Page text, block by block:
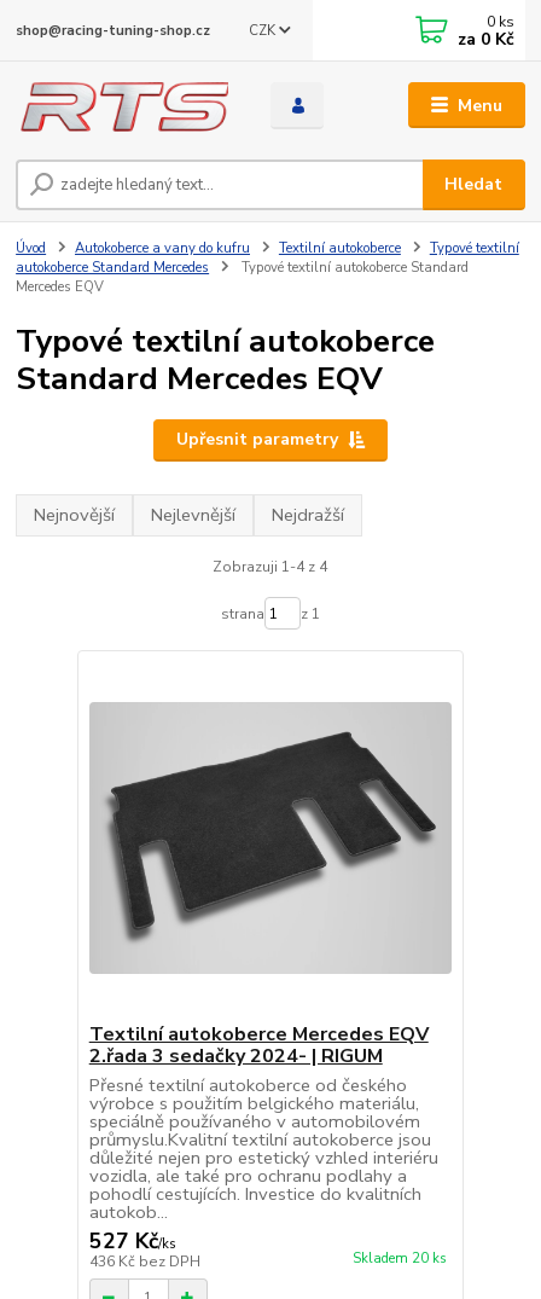
Menu
CZK
Hledat
shop@racing-tuning-shop.cz 0 ks
za 0 Kč
Úvod Autokoberce a vany do kufru Textilní autokoberce
Typové textilní
autokoberce Standard Mercedes
Typové textilní autokoberce Standard
Mercedes EQV
Typové textilní autokoberce
Standard Mercedes EQV
Upřesnit parametry
Nejnovější Nejlevnější Nejdražší
Zobrazuji 1-4 z 4
strana z 1
Textilní autokoberce Mercedes EQV
2.řada 3 sedačky 2024- | RIGUM
Přesné textilní autokoberce od českého
výrobce s použitím belgického materiálu,
speciálně používaného v automobilovém
průmyslu.Kvalitní textilní autokoberce jsou
důležité nejen pro estetický vzhled interiéru
vozidla, ale také pro ochranu podlahy a
pohodlí cestujících. Investice do kvalitních
autokob...
527 Kč/ks
436 Kč bez DPH Skladem 20 ks